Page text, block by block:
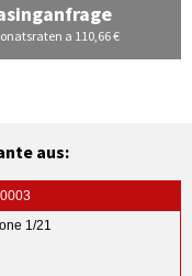
a 110,66 €
aus:
1/21